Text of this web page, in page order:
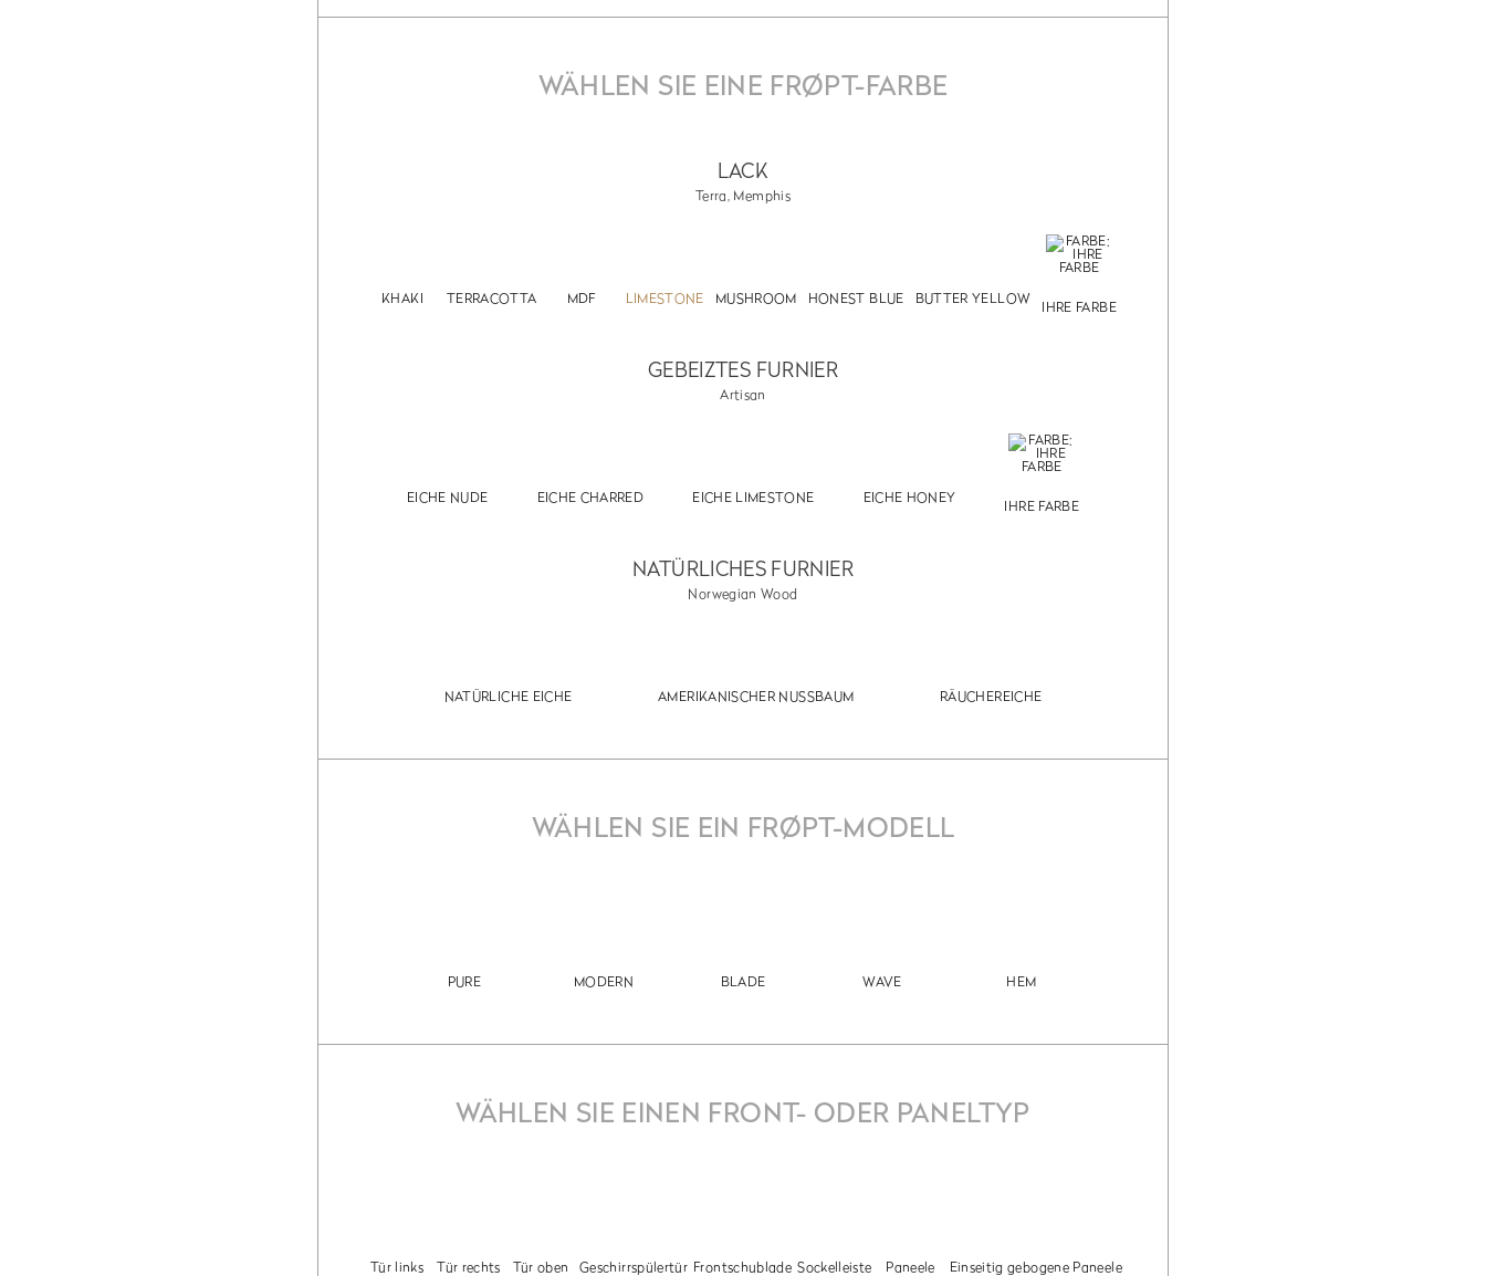
WÄHLEN SIE EINE FRØPT-FARBE
LACK
Terra, Memphis
KHAKI TERRACOTTA MDF LIMESTONE MUSHROOM HONEST BLUE BUTTER YELLOW
IHRE FARBE
GEBEIZTES FURNIER
Artisan
EICHE NUDE EICHE CHARRED EICHE LIMESTONE EICHE HONEY
IHRE FARBE
NATÜRLICHES FURNIER
Norwegian Wood
NATÜRLICHE EICHE AMERIKANISCHER NUSSBAUM RÄUCHEREICHE
WÄHLEN SIE EIN FRØPT-MODELL
PURE MODERN BLADE WAVE HEM
WÄHLEN SIE EINEN FRONT- ODER PANELTYP
Tür links Tür rechts Tür oben Geschirrspülertür Frontschublade Sockelleiste Paneele Einseitig gebogene Paneele